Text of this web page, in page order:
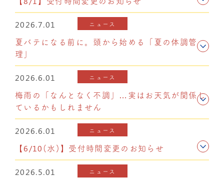
2026.7.01 ニュース
夏バテになる前に。頭から始める「夏の体調管
理」
2026.6.01 ニュース
梅雨の「なんとなく不調」…実はお天気が関係し
ているかもしれません
2026.6.01 ニュース
【6/10(水)】受付時間変更のお知らせ
2026.5.01 ニュース